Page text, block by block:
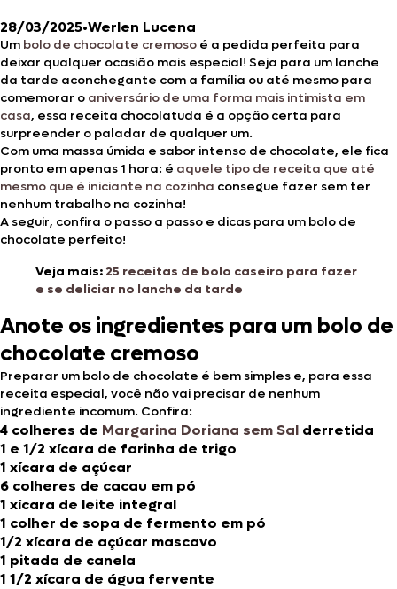
28/03/2025•Werlen Lucena
Um bolo de chocolate cremoso é a pedida perfeita para
deixar qualquer ocasião mais especial! Seja para um lanche
da tarde aconchegante com a família ou até mesmo para
comemorar o aniversário de uma forma mais intimista em
casa, essa receita chocolatuda é a opção certa para
surpreender o paladar de qualquer um.
Com uma massa úmida e sabor intenso de chocolate, ele fica
pronto em apenas 1 hora: é aquele tipo de receita que até
mesmo que é iniciante na cozinha consegue fazer sem ter
nenhum trabalho na cozinha!
A seguir, confira o passo a passo e dicas para um bolo de
chocolate perfeito!
Veja mais: 25 receitas de bolo caseiro para fazer
e se deliciar no lanche da tarde
Anote os ingredientes para um bolo de
chocolate cremoso
Preparar um bolo de chocolate é bem simples e, para essa
receita especial, você não vai precisar de nenhum
ingrediente incomum. Confira:
4 colheres de Margarina Doriana sem Sal derretida
1 e 1/2 xícara de farinha de trigo
1 xícara de açúcar
6 colheres de cacau em pó
1 xícara de leite integral
1 colher de sopa de fermento em pó
1/2 xícara de açúcar mascavo
1 pitada de canela
1 1/2 xícara de água fervente